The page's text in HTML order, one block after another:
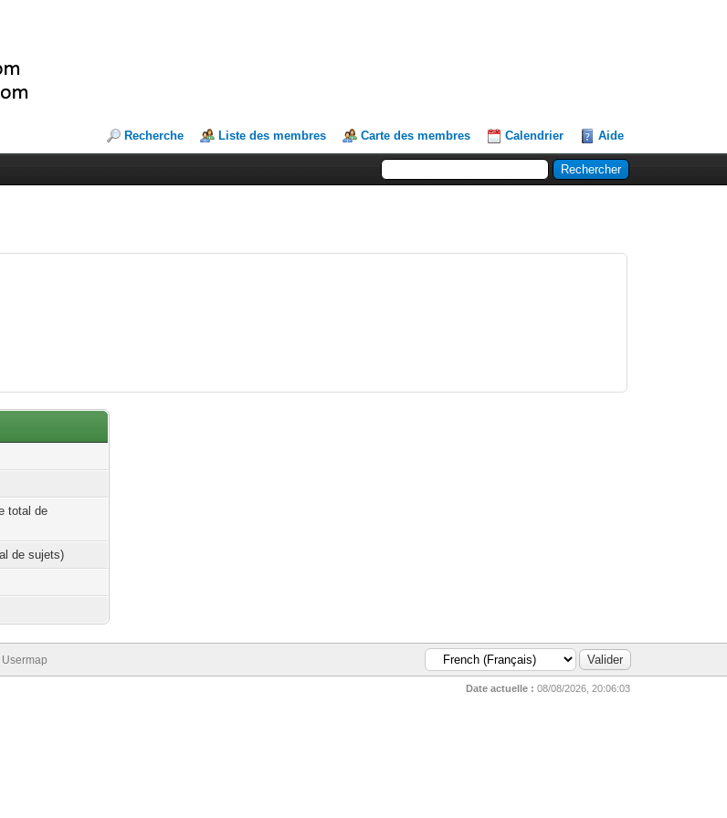
Recherche Liste des membres Carte des membres Calendrier Aide
total de
de sujets)
Usermap
Date actuelle : 08/08/2026, 20:06:03